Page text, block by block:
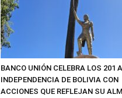
BANCO UNIÓN CELEBRA LOS 201
INDEPENDENCIA DE BOLIVIA CON
ACCIONES QUE REFLEJAN SU